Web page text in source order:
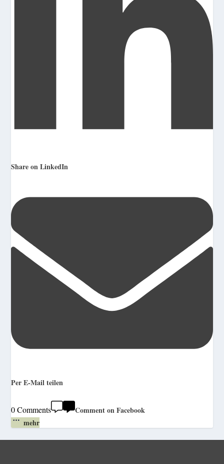
Share on LinkedIn
Per E-Mail teilen
0 Comments
Comment on Facebook
mehr